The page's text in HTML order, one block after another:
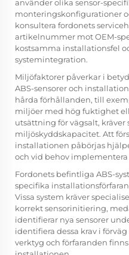
använder olika sensor-
monteringskonfigurationer
konsultera fordonets
artikelnummer mot OEM-
kostsamma installationsfel
systemintegration.
Miljöfaktorer påverkar i
ABS-sensorer och
hårda förhållanden, till
miljöer med hög fuktighet
utsättning för vägsalt, kräver
miljöskyddskapacitet. Att
installationen påbörjas
och vid behov
Fordonets befintliga ABS-
specifika
Vissa system kräver
korrekt sensorinitiering,
identifierar nya sensorer
identifiera dessa krav i
verktyg och förfaranden